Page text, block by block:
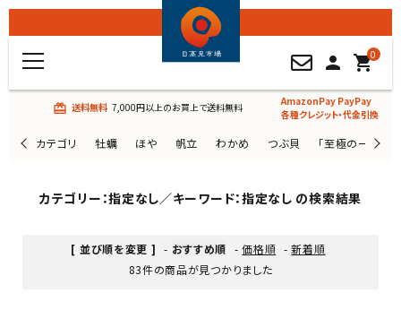
person 0
shopping_cart
card_giftcard 送料無料 7,000円以上のお買上で送料無料
AmazonPay PayPay
各種クレジット・代金引換
カテゴリ 牡蠣 ほや 帆立 わかめ つぶ貝 「至極の一杯」
カテゴリー：指定なし／キーワード：指定なし の検索結果
[ 並び順を変更 ] - おすすめ順 -価格順 -新着順
83件の商品が見つかりました